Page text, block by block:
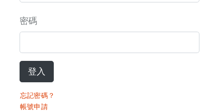
密碼
登入
忘記密碼？
帳號申請